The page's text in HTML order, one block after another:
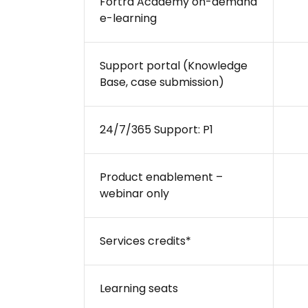
e-learning
Support portal (Knowledge
Base, case submission)
24/7/365 Support: P1
Product enablement –
webinar only
Services credits*
Learning seats